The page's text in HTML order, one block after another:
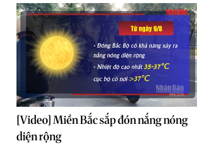
[Video] Miền Bắc sắp đón nắng nóng
diện rộng